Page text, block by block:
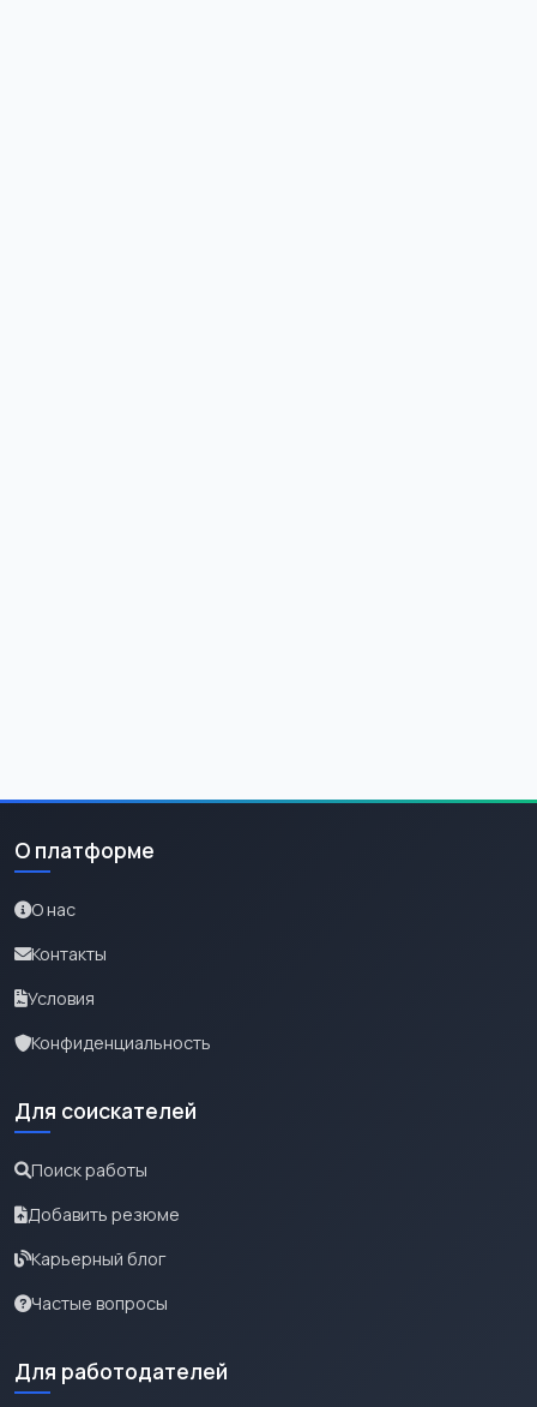
О платформе
О нас
Контакты
Условия
Конфиденциальность
Для соискателей
Поиск работы
Добавить резюме
Карьерный блог
Частые вопросы
Для работодателей